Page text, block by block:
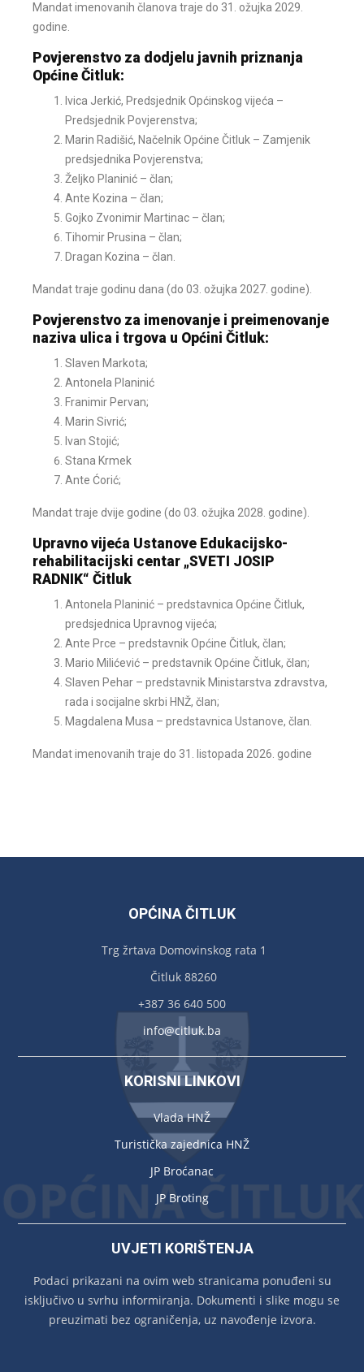
Mandat imenovanih članova traje do 31. ožujka 2029.
godine.
Povjerenstvo za dodjelu javnih priznanja
Općine Čitluk:
Ivica Jerkić, Predsjednik Općinskog vijeća –
Predsjednik Povjerenstva;
Marin Radišić, Načelnik Općine Čitluk – Zamjenik
predsjednika Povjerenstva;
Željko Planinić – član;
Ante Kozina – član;
Gojko Zvonimir Martinac – član;
Tihomir Prusina – član;
Dragan Kozina – član.
Mandat traje godinu dana (do 03. ožujka 2027. godine).
Povjerenstvo za imenovanje i preimenovanje
naziva ulica i trgova u Općini Čitluk:
Slaven Markota;
Antonela Planinić
Franimir Pervan;
Marin Sivrić;
Ivan Stojić;
Stana Krmek
Ante Ćorić;
Mandat traje dvije godine (do 03. ožujka 2028. godine).
Upravno vijeća Ustanove Edukacijsko-
rehabilitacijski centar „SVETI JOSIP
RADNIK“ Čitluk
Antonela Planinić – predstavnica Općine Čitluk,
predsjednica Upravnog vijeća;
Ante Prce – predstavnik Općine Čitluk, član;
Mario Milićević – predstavnik Općine Čitluk, član;
Slaven Pehar – predstavnik Ministarstva zdravstva,
rada i socijalne skrbi HNŽ, član;
Magdalena Musa – predstavnica Ustanove, član.
Mandat imenovanih traje do 31. listopada 2026. godine
OPĆINA ČITLUK
Trg žrtava Domovinskog rata 1
Čitluk 88260
+387 36 640 500
info@citluk.ba
KORISNI LINKOVI
Vlada HNŽ
Turistička zajednica HNŽ
JP Broćanac
JP Broting
UVJETI KORIŠTENJA
Podaci prikazani na ovim web stranicama ponuđeni su
isključivo u svrhu informiranja. Dokumenti i slike mogu se
preuzimati bez ograničenja, uz navođenje izvora.